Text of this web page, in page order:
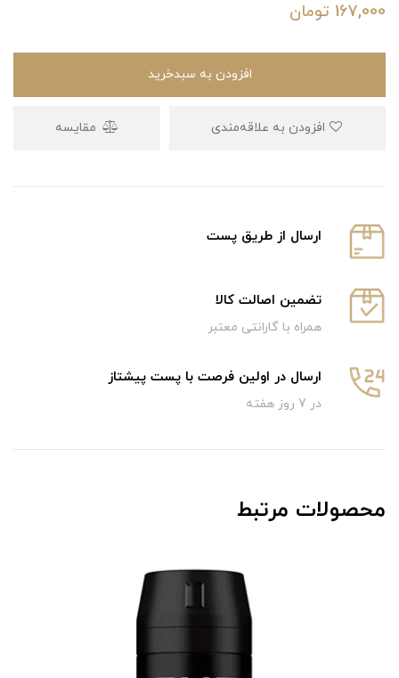
167,000 تومان
افزودن به سبدخرید
مقایسه
ارسال از طریق پست
تضمین اصالت کالا
همراه با گارانتی معتبر
ارسال در اولین فرصت با پست پیشتاز
در 7 روز هفته
محصولات مرتبط